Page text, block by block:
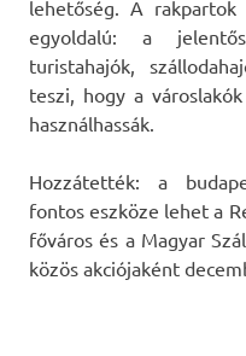
lehetőség. A rakpartok
egyoldalú: a
turistahajók,
teszi, hogy a
használhassák.
Hozzátették: a
fontos eszköze lehet a
főváros és a Magyar
közös akciójaként